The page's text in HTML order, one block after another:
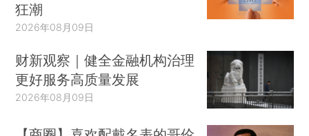
狂潮
2026年08月09日
财新观察｜健全金融机构治理
更好服务高质量发展
2026年08月09日